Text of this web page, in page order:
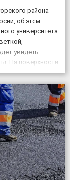
района
об этом
университета.
увидеть
На поверхности
парк. Фото:
[…]